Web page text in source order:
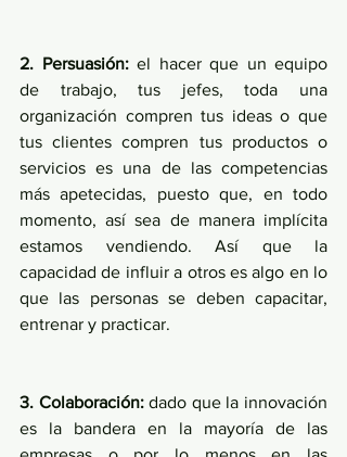
2. Persuasión: el hacer que un equipo
de trabajo, tus jefes, toda una
organización compren tus ideas o que
tus clientes compren tus productos o
servicios es una de las competencias
más apetecidas, puesto que, en todo
momento, así sea de manera implícita
estamos vendiendo. Así que la
capacidad de influir a otros es algo en lo
que las personas se deben capacitar,
entrenar y practicar.
3. Colaboración: dado que la innovación
es la bandera en la mayoría de las